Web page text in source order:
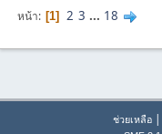
หน้า 1 2 3 ... 18
ช่วยเหลือ|